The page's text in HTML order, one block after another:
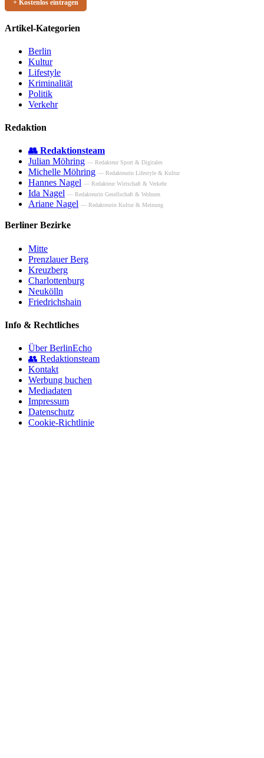
+ Kostenlos eintragen
Artikel-Kategorien
Berlin
Kultur
Lifestyle
Kriminalität
Politik
Verkehr
Redaktion
👥 Redaktionsteam
Julian Möhring — Redakteur Sport & Digitales
Michelle Möhring — Redakteurin Lifestyle & Kultur
Hannes Nagel — Redakteur Wirtschaft & Verkehr
Ida Nagel — Redakteurin Gesellschaft & Wohnen
Ariane Nagel — Redakteurin Kultur & Meinung
Berliner Bezirke
Mitte
Prenzlauer Berg
Kreuzberg
Charlottenburg
Neukölln
Friedrichshain
Info & Rechtliches
Über BerlinEcho
👥 Redaktionsteam
Kontakt
Werbung buchen
Mediadaten
Impressum
Datenschutz
Cookie-Richtlinie